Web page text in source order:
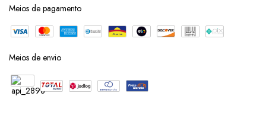
Meios de pagamento
Meios de envio